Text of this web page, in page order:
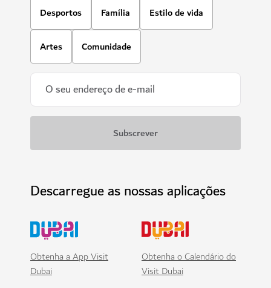
Desportos Família Estilo de vida
Artes Comunidade
Descarregue as nossas aplicações
Obtenha a App Visit
Dubai
Obtenha o Calendário do
Visit Dubai